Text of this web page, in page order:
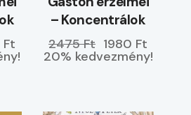
Ft
– Koncentrálok
2475 Ft 1980 Ft
20% kedvezmény!